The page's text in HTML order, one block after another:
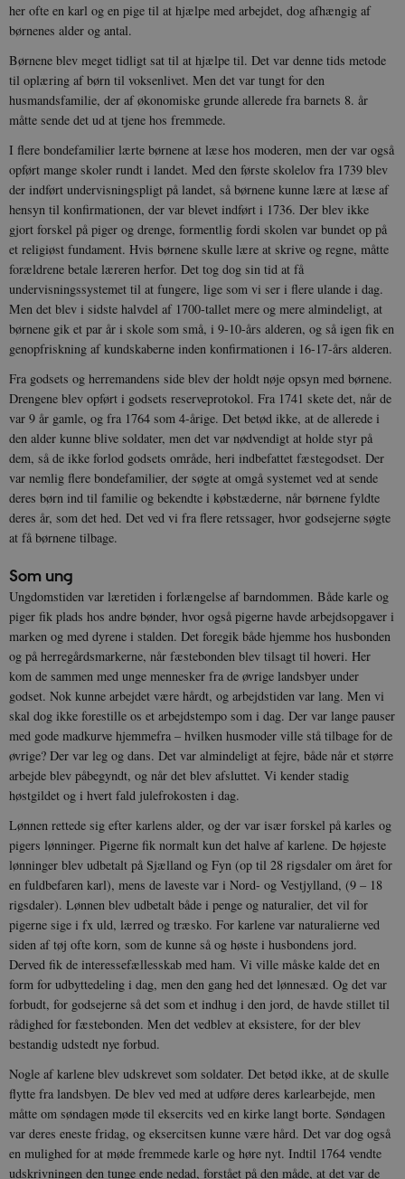
her ofte en karl og en pige til at hjælpe med arbejdet, dog afhængig af
børnenes alder og antal.
Børnene blev meget tidligt sat til at hjælpe til. Det var denne tids metode
til oplæring af børn til voksenlivet. Men det var tungt for den
husmandsfamilie, der af økonomiske grunde allerede fra barnets 8. år
måtte sende det ud at tjene hos fremmede.
I flere bondefamilier lærte børnene at læse hos moderen, men der var også
opført mange skoler rundt i landet. Med den første skolelov fra 1739 blev
der indført undervisningspligt på landet, så børnene kunne lære at læse af
hensyn til konfirmationen, der var blevet indført i 1736. Der blev ikke
gjort forskel på piger og drenge, formentlig fordi skolen var bundet op på
et religiøst fundament. Hvis børnene skulle lære at skrive og regne, måtte
forældrene betale læreren herfor. Det tog dog sin tid at få
undervisningssystemet til at fungere, lige som vi ser i flere ulande i dag.
Men det blev i sidste halvdel af 1700-tallet mere og mere almindeligt, at
børnene gik et par år i skole som små, i 9-10-års alderen, og så igen fik en
genopfriskning af kundskaberne inden konfirmationen i 16-17-års alderen.
Fra godsets og herremandens side blev der holdt nøje opsyn med børnene.
Drengene blev opført i godsets reserveprotokol. Fra 1741 skete det, når de
var 9 år gamle, og fra 1764 som 4-årige. Det betød ikke, at de allerede i
den alder kunne blive soldater, men det var nødvendigt at holde styr på
dem, så de ikke forlod godsets område, heri indbefattet fæstegodset. Der
var nemlig flere bondefamilier, der søgte at omgå systemet ved at sende
deres børn ind til familie og bekendte i købstæderne, når børnene fyldte
deres år, som det hed. Det ved vi fra flere retssager, hvor godsejerne søgte
at få børnene tilbage.
Som ung
Ungdomstiden var læretiden i forlængelse af barndommen. Både karle og
piger fik plads hos andre bønder, hvor også pigerne havde arbejdsopgaver i
marken og med dyrene i stalden. Det foregik både hjemme hos husbonden
og på herregårdsmarkerne, når fæstebonden blev tilsagt til hoveri. Her
kom de sammen med unge mennesker fra de øvrige landsbyer under
godset. Nok kunne arbejdet være hårdt, og arbejdstiden var lang. Men vi
skal dog ikke forestille os et arbejdstempo som i dag. Der var lange pauser
med gode madkurve hjemmefra – hvilken husmoder ville stå tilbage for de
øvrige? Der var leg og dans. Det var almindeligt at fejre, både når et større
arbejde blev påbegyndt, og når det blev afsluttet. Vi kender stadig
høstgildet og i hvert fald julefrokosten i dag.
Lønnen rettede sig efter karlens alder, og der var især forskel på karles og
pigers lønninger. Pigerne fik normalt kun det halve af karlene. De højeste
lønninger blev udbetalt på Sjælland og Fyn (op til 28 rigsdaler om året for
en fuldbefaren karl), mens de laveste var i Nord- og Vestjylland, (9 – 18
rigsdaler). Lønnen blev udbetalt både i penge og naturalier, det vil for
pigerne sige i fx uld, lærred og træsko. For karlene var naturalierne ved
siden af tøj ofte korn, som de kunne så og høste i husbondens jord.
Derved fik de interessefællesskab med ham. Vi ville måske kalde det en
form for udbyttedeling i dag, men den gang hed det lønnesæd. Og det var
forbudt, for godsejerne så det som et indhug i den jord, de havde stillet til
rådighed for fæstebonden. Men det vedblev at eksistere, for der blev
bestandig udstedt nye forbud.
Nogle af karlene blev udskrevet som soldater. Det betød ikke, at de skulle
flytte fra landsbyen. De blev ved med at udføre deres karlearbejde, men
måtte om søndagen møde til eksercits ved en kirke langt borte. Søndagen
var deres eneste fridag, og eksercitsen kunne være hård. Det var dog også
en mulighed for at møde fremmede karle og høre nyt. Indtil 1764 vendte
udskrivningen den tunge ende nedad, forstået på den måde, at det var de